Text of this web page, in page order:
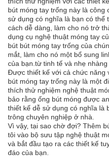
bút móng tay trống này là công
sử dụng có nghĩa là bạn có thể
cách dễ dàng, làm cho nó trở
dụng cụ nghệ thuật móng tay
bút bút móng tay trống của
mắt, làm cho nó một bổ sung
của bạn.từ tinh tế và nhẹ
Được thiết kế với cả chức năng
bút móng tay trống này là một
thích thử nghiệm nghệ thuật
bảo rằng ống bút móng được
thiết kế dễ sử dụng có nghĩa là
trông chuyên nghiệp ở nhà.
Vì vậy, tại sao chờ đợi? Thêm
tôi vào bộ sưu tập nghệ thuật
và bắt đầu tạo ra các thiết kế
đáo của bạn.